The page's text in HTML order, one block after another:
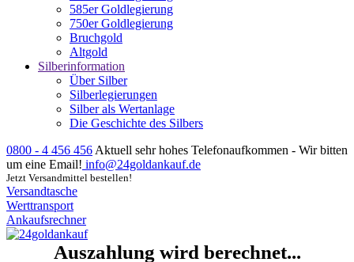
585er Goldlegierung
750er Goldlegierung
Bruchgold
Altgold
Silberinformation
Über Silber
Silberlegierungen
Silber als Wertanlage
Die Geschichte des Silbers
0800 - 4 456 456 Aktuell sehr hohes Telefonaufkommen - Wir bitten
um eine Email! info@24goldankauf.de
Jetzt Versandmittel bestellen!
Versandtasche
Werttransport
Ankaufsrechner
Auszahlung wird berechnet...